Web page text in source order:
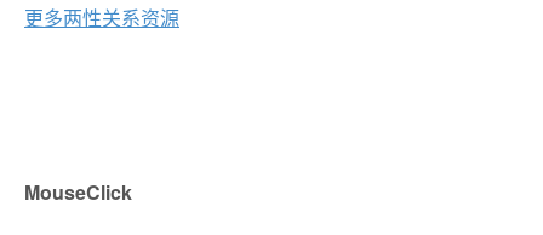
更多两性关系资源
MouseClick